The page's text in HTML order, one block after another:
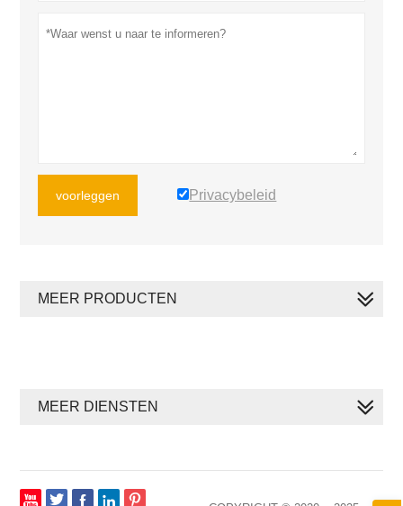
voorleggen Privacybeleid
MEER PRODUCTEN
MEER DIENSTEN
    